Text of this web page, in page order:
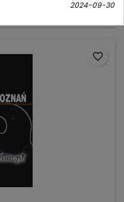
favorite_border
2024-09-30